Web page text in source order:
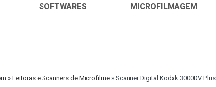
SOFTWARES MICROFILMAGEM
»Leitoras e Scanners de Microfilme»Scanner Digital Kodak 3000DV Plus